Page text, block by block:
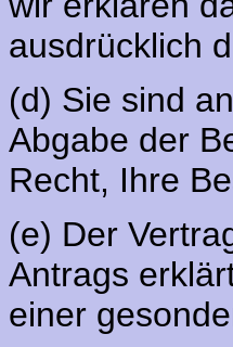
ausdrücklich
(d) Sie sind
Abgabe der
Recht, Ihre
(e) Der
Antrags
einer